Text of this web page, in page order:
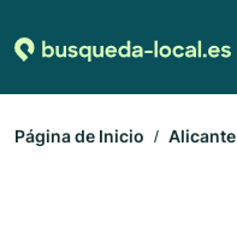
Página de Inicio Alicante